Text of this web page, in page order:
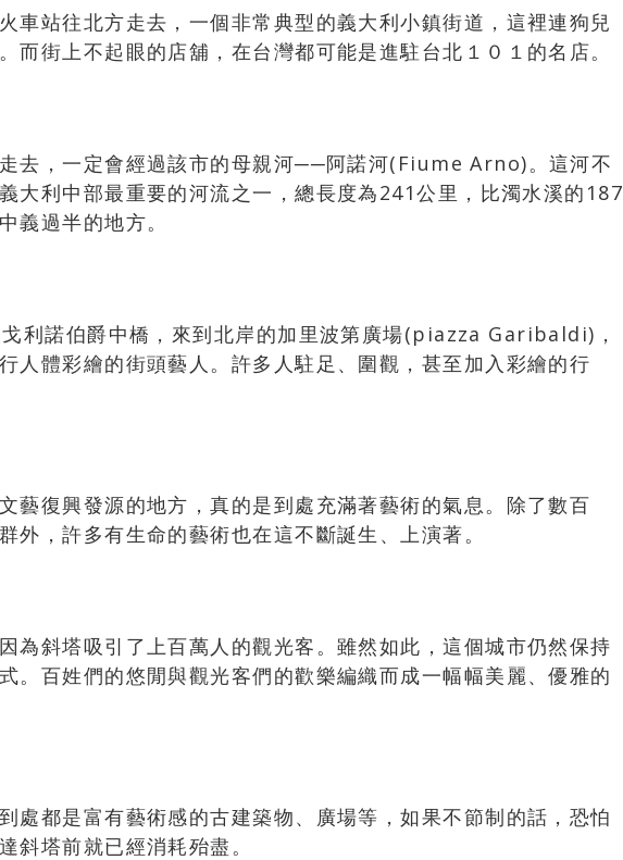
車站往北方走去，一個非常典型的義大利小鎮街道，這裡連狗兒
而街上不起眼的店舖，在台灣都可能是進駐台北１０１的名店。
去，一定會經過該市的母親河──阿諾河(Fiume Arno)。這河不
大利中部最重要的河流之一，總長度為241公里，比濁水溪的187
義過半的地方。
利諾伯爵中橋，來到北岸的加里波第廣場(piazza Garibaldi)，
人體彩繪的街頭藝人。許多人駐足、圍觀，甚至加入彩繪的行
藝復興發源的地方，真的是到處充滿著藝術的氣息。除了數百
外，許多有生命的藝術也在這不斷誕生、上演著。
為斜塔吸引了上百萬人的觀光客。雖然如此，這個城市仍然保持
。百姓們的悠閒與觀光客們的歡樂編織而成一幅幅美麗、優雅的
處都是富有藝術感的古建築物、廣場等，如果不節制的話，恐怕
斜塔前就已經消耗殆盡。